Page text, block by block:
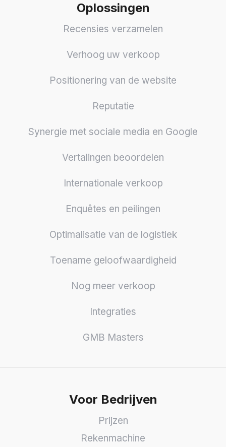
Oplossingen
Recensies verzamelen
Verhoog uw verkoop
Positionering van de website
Reputatie
Synergie met sociale media en Google
Vertalingen beoordelen
Internationale verkoop
Enquêtes en peilingen
Optimalisatie van de logistiek
Toename geloofwaardigheid
Nog meer verkoop
Integraties
GMB Masters
Voor Bedrijven
Prijzen
Rekenmachine